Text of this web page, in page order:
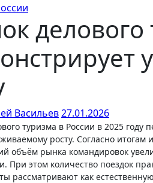
делового
Васильев27.01.2026
росту. Согласно
объём рынка командировок
При этом количество поездок
рассматривают как